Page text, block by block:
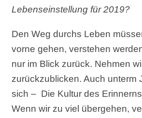
Lebenseinstellung für 2019?
Den Weg durchs Leben
vorne gehen, verstehen
nur im Blick zurück. Nehmen
zurückzublicken. Auch unterm
sich – Die Kultur des
Wenn wir zu viel übergehen,